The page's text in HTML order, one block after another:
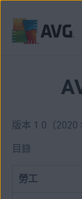
版本 1.0（2020
目錄
勞工